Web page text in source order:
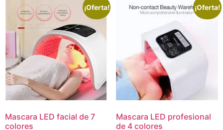
¡Oferta!
Mascara LED facial de 7
colores
¡Oferta!
Mascara LED profesional
de 4 colores